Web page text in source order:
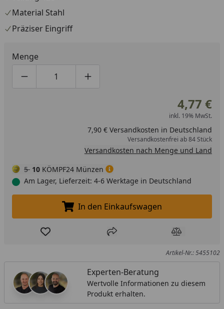
Material Stahl
Präziser Eingriff
Menge
Produktmenge um eins verringern
Produktmenge manuell eingeben
Produktmenge um eins erhöhen
4,77 €
inkl. 19% MwSt.
7,90 € Versandkosten in Deutschland
Versandkostenfrei ab 84 Stück
Versandkosten nach Menge und Land
5 10 KÖMPF24 Münzen
Am Lager, Lieferzeit: 4-6 Werktage in Deutschland
In den Einkaufswagen legen
In den Einkaufswagen
Produkt zur Wunschliste hinzufügen
Teilen Produkt
Artikel-Nr.: 5455102
Experten-Beratung
Wertvolle Informationen zu diesem
Produkt erhalten.